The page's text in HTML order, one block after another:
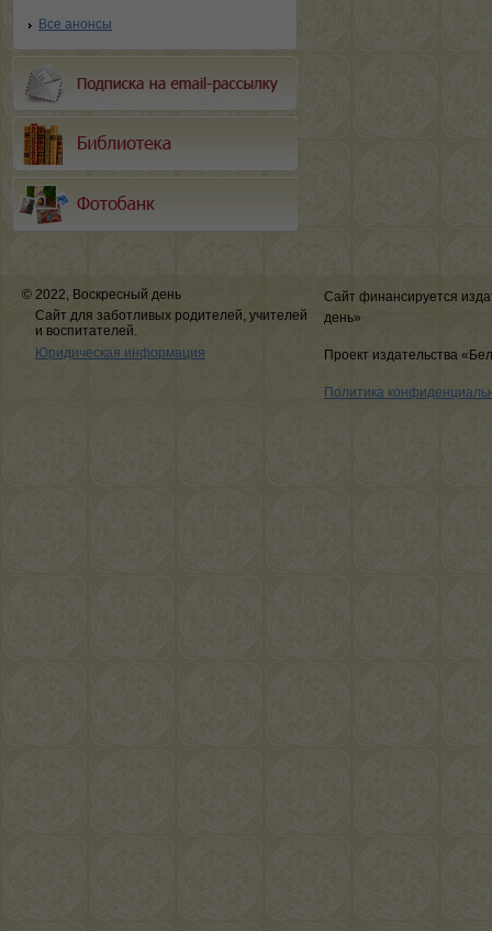
Все анонсы
© 2022, Воскресный день
Сайт для заботливых родителей, учителей
и воспитателей.
Юридическая информация
Сайт финансируется
день»
Проект издательства
Политика